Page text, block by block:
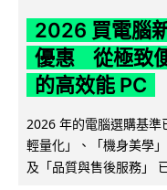
2026 買電腦
優惠 從極致
的高效能 PC
2026 年的電腦選購基準
輕量化」、「機身美學
及「品質與售後服務」